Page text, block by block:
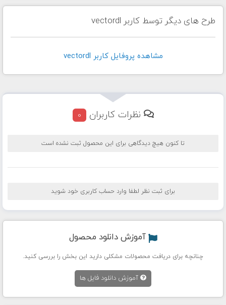
طرح های دیگر توسط کاربر vectordl
مشاهده پروفايل کاربر vectordl
نظرات کاربران 0
تا کنون هیچ دیدگاهی برای این محصول ثبت نشده است
برای ثبت نظر لطفا وارد حساب کاربری خود شوید
آموزش دانلود محصول
چنانچه برای دریافت محصولات مشکلی دارید این بخش را بررسی کنید.
آموزش دانلود فایل ها